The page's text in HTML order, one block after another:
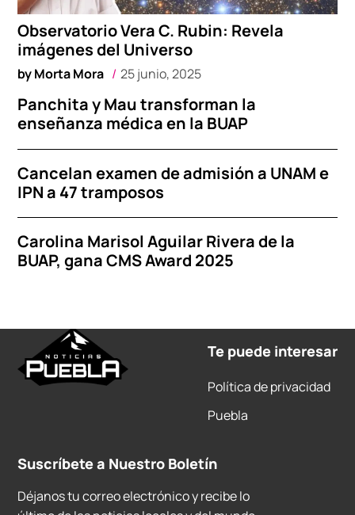
Observatorio Vera C. Rubin: Revela
imágenes del Universo
byMorta Mora 25 junio, 2025
Panchita y Mau transforman la
enseñanza médica en la BUAP
Cancelan examen de admisión a UNAM e
IPN a 47 tramposos
Carolina Marisol Aguilar Rivera de la
BUAP, gana CMS Award 2025
Te puede interesar
Política de privacidad
Puebla
Suscríbete a Nuestro Boletín
Déjanos tu correo electrónico y recibe lo